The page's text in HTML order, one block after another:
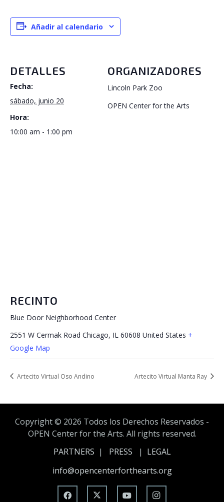
Añadir al calendario
DETALLES
Fecha:
sábado, junio 20
Hora:
10:00 am - 1:00 pm
ORGANIZADORES
Lincoln Park Zoo
OPEN Center for the Arts
RECINTO
Blue Door Neighborhood Center
2551 W Cermak Road Chicago, IL 60608 United States +
Google Map
Artecito Virtual Oso Andino Artecito Virtual Manta Ray
Copyright © 2026 Todos los Derechos Reservados -
OPEN Center for the Arts. All rights reserved.
PARTNERS | PRESS | LEGAL
info@opencenterforthearts.org